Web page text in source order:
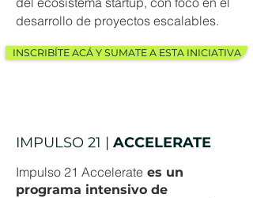
desarrollo de proyectos escalables.
INSCRIBÍTE ACÁ Y SUMATE A ESTA INICIATIVA
IMPULSO 21 | ACCELERATE
Impulso 21 Accelerate es un
programa intensivo de